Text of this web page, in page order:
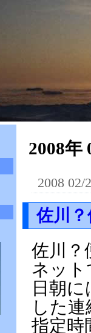
2008年
2008 02/
佐川
佐川？
ネット
日朝
した
指定時